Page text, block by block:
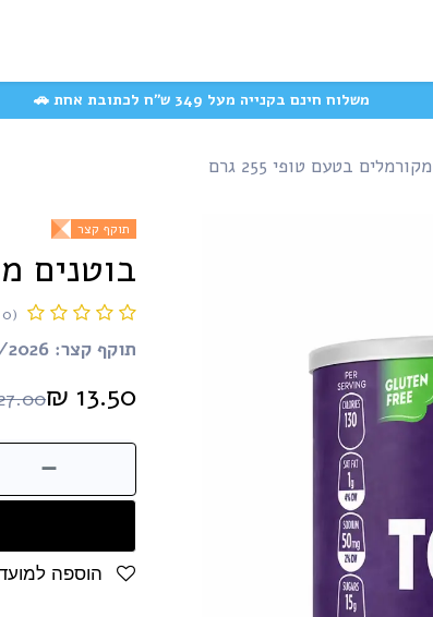
משלוח חינם בקנייה מעל 349 ש״ח לכתובת אחת 🚗
בטעם טופי 255 גרם
תוקף קצר
בוטנים
(0 ביקורת)
תוקף קצר: 14/10/2026
13.50
₪
הוספה